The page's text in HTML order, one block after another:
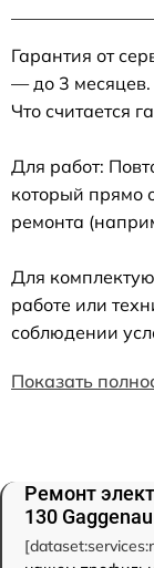
Гарантия от
— до 3 месяцев.
Что считается
Для работ:
который прямо
ремонта
Для
работе или
соблюдении
Показать
Ремонт
130 Gaggenau